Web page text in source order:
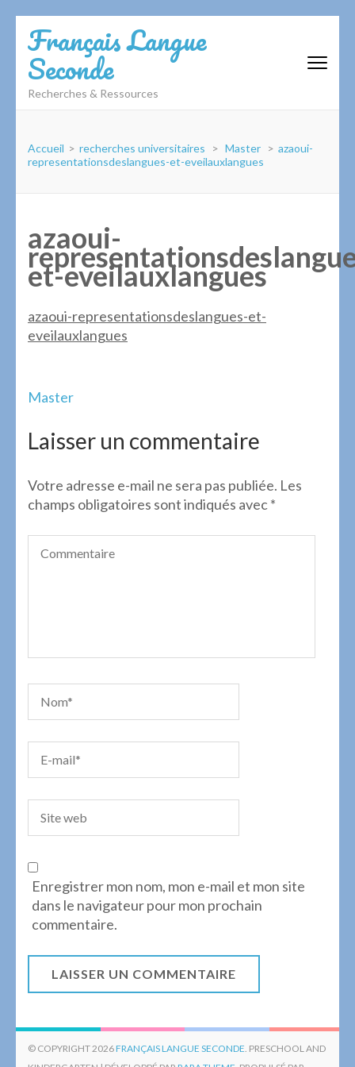
au
contenu
(Pressez
Entrée)
Français Langue
Seconde
Recherches & Ressources
Accueil > recherches universitaires > Master > azaoui-
representationsdeslangues-et-eveilauxlangues
azaoui-
et-eveilauxlangues
azaoui-representationsdeslangues-et-
eveilauxlangues
Navigation
l’article
Master
Laisser un commentaire
Votre adresse e-mail ne sera pas publiée. Les
champs obligatoires sont indiqués avec*
Enregistrer mon nom, mon e-mail et mon site
dans le navigateur pour mon prochain
commentaire.
© COPYRIGHT 2026FRANÇAIS LANGUE SECONDE. PRESCHOOL AND